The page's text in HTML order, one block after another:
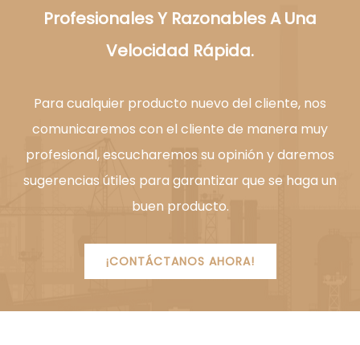
Profesionales Y Razonables A Una
Velocidad Rápida.
Para cualquier producto nuevo del cliente, nos
comunicaremos con el cliente de manera muy
profesional, escucharemos su opinión y daremos
sugerencias útiles para garantizar que se haga un
buen producto.
¡CONTÁCTANOS AHORA!